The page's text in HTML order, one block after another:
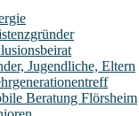
Jugendliche, Eltern
Beratung Flörsheim